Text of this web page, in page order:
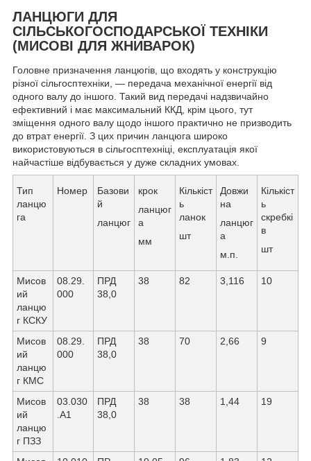
ЛАНЦЮГИ ДЛЯ
СІЛЬСЬКОГОСПОДАРСЬКОЇ ТЕХНІКИ
(МИСОВІ ДЛЯ ЖНИВАРОК)
Головне призначення ланцюгів, що входять у конструкцію
різної сільгосптехніки, — передача механічної енергії від
одного валу до іншого. Такий вид передачі надзвичайно
ефективний і має максимальний ККД, крім цього, тут
зміщення одного валу щодо іншого практично не призводить
до втрат енергії. З цих причин ланцюга широко
використовуються в сільгосптехніці, експлуатація якої
найчастіше відбувається у дуже складних умовах.
Тип
ланцю
га
Номер
Базови
й
ланцюг
крок
ланцюг
а
мм
Кількіст
ь
ланок
шт
Довжи
на
ланцюг
а
м.п.
Кількіст
ь
скребкі
в
шт
Мисов
ий
ланцю
г КСКУ
08.29.
000
ПРД
38,0
38 82 3,116 10
Мисов
ий
ланцю
г КМС
08.29.
000
ПРД
38,0
38 70 2,66 9
Мисов
ий
ланцю
г ПЗЗ
03.030
.А1
ПРД
38,0
38 38 1,44 19